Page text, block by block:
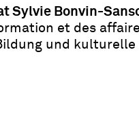
Sylvie Bonvin-
et des
und kulturelle